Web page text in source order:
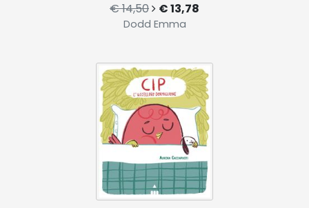
€ 14,50 € 13,78
Dodd Emma